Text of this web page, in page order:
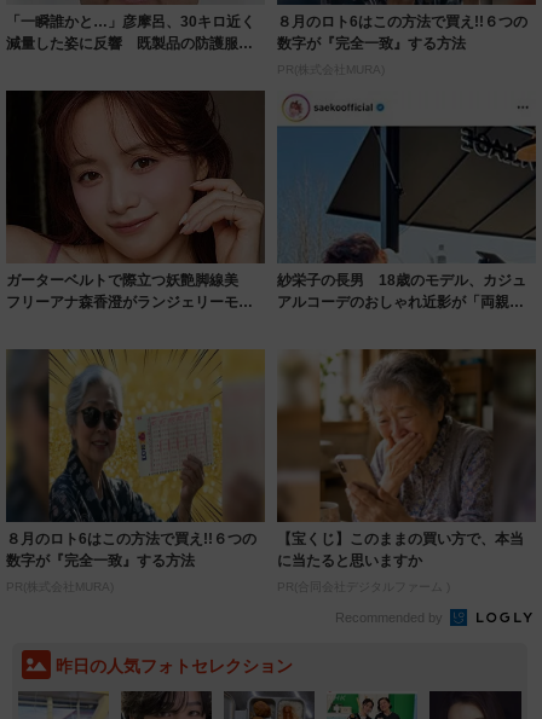
「一瞬誰かと…」彦摩呂、30キロ近く
減量した姿に反響 既製品の防護服が
８月のロト6はこの方法で買え!!６つの
数字が『完全一致』する方法
PR(株式会社MURA)
ガーターベルトで際立つ妖艶脚線美
フリーアナ森香澄がランジェリーモデ
紗栄子の長男 18歳のモデル、カジュ
アルコーデのおしゃれ近影が「両親の
８月のロト6はこの方法で買え!!６つの
数字が『完全一致』する方法
PR(株式会社MURA)
【宝くじ】このままの買い方で、本当
に当たると思いますか
PR(合同会社デジタルファーム )
Recommended by
昨日の人気フォトセレクション